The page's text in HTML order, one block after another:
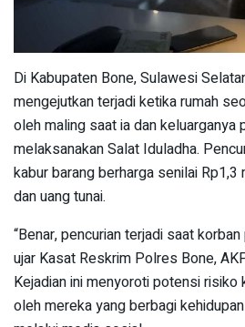
Di Kabupaten Bone, Sulawesi
mengejutkan terjadi ketika rumah
oleh maling saat ia dan keluarganya
melaksanakan Salat Iduladha.
kabur barang berharga senilai
dan uang tunai.
“Benar, pencurian terjadi saat
ujar Kasat Reskrim Polres Bone,
Kejadian ini menyoroti potensi risiko
oleh mereka yang berbagi